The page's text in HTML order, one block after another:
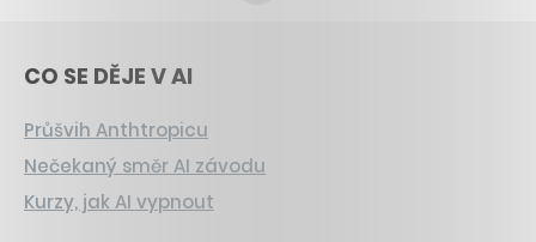
CO SE DĚJE V AI
Průšvih Anthtropicu
Nečekaný směr AI závodu
Kurzy, jak AI vypnout